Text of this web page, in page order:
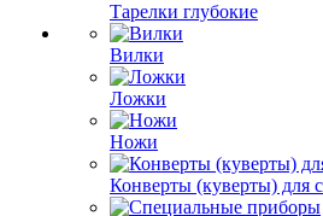
Тарелки глубокие
Вилки
Ложки
Ножи
Конверты (куверты) для